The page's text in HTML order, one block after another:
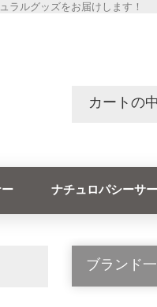
ラルグッズをお届けします！
カートの
ナチュロパシーサ
ブランド